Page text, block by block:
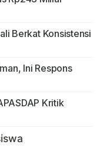
Berkat Konsistensi
Ini Respons
Kritik